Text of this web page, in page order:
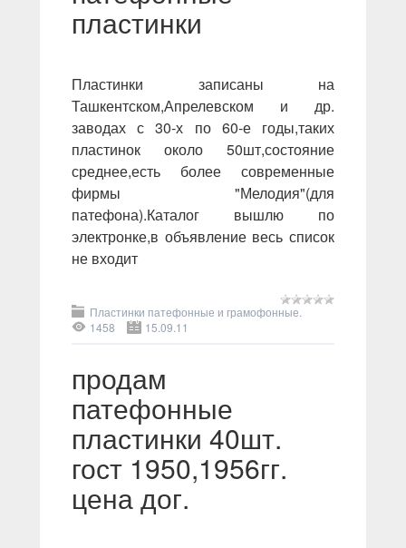
пластинки
Пластинки записаны на
Ташкентском,Апрелевском и др.
заводах с 30-х по 60-е годы,таких
пластинок около 50шт,состояние
среднее,есть более современные
фирмы "Мелодия"(для
патефона).Каталог вышлю по
электронке,в объявление весь список
не входит
Пластинки патефонные и грамофонные.
1458
15.09.11
продам
патефонные
пластинки 40шт.
гост 1950,1956гг.
цена дог.